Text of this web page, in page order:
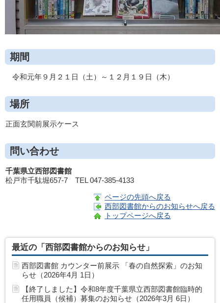
期間
令和元年９月２１日（土）～１２月１９日（木）
場所
正面玄関前展示ケース
問い合わせ
千葉県立西部図書館
松戸市千駄堀657-7 TEL047-385-4133
ページの先頭へ戻る
西部図書館からのお知らせへ戻る
トップページへ戻る
最近の「西部図書館からのお知らせ」
西部図書館 カウンター前展示 「春の自然探索」のお知
らせ（2026年4月 1日）
【終了しました】令和8年度千葉県立西部図書館臨時的
任用職員（候補）募集のお知らせ（2026年3月 6日）